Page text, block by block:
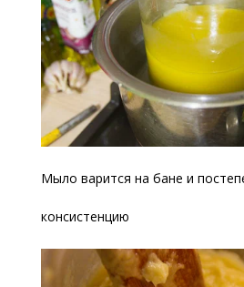
Мыло варится на бане и
консистенцию